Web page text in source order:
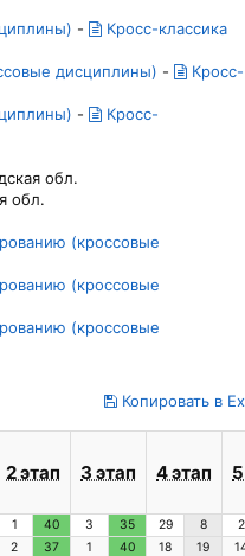
-
Кросс-классика
дисциплины) -
Кросс-
-
Кросс-
обл.
обл.
(кроссовые
(кроссовые
(кроссовые
Копировать в
2 этап 3 этап 4 этап
1 40 3 35 29 8 2
2 37 1 40 18 19